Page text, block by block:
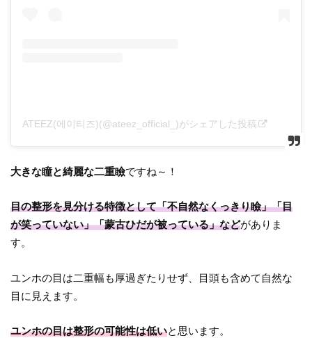
ATEEZ(에이티즈)(@ateez_official_)がシェアした投稿
大きな瞳と綺麗な二重瞼ですね～！
目の整形を見分ける特徴として「不自然なくっきり瞼」「目
が笑っていない」「蒙古ひだが被っている」などがありま
す。
ユンホの目は二重幅も厚過ぎたりせず、目頭も含めて自然な
目に見えます。
ユンホの目は整形の可能性は低いと思います。